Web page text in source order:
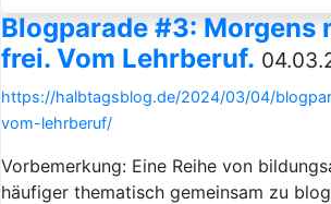
Blogparade #3:
frei. Vom Lehrberuf.
https://halbtagsblog.de/2024/03/04/
vom-lehrberuf/
Vorbemerkung: Eine Reihe von
häufiger thematisch gemeinsam zu